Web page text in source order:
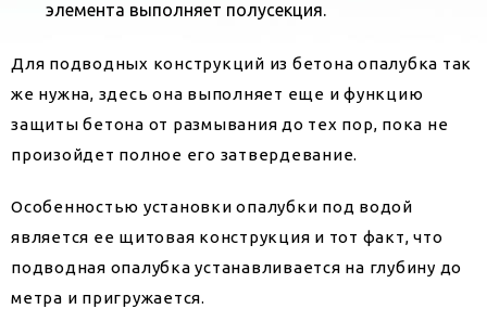
элемента выполняет полусекция.
Для подводных конструкций из бетона опалубка так
же нужна, здесь она выполняет еще и функцию
защиты бетона от размывания до тех пор, пока не
произойдет полное его затвердевание.
Особенностью установки опалубки под водой
является ее щитовая конструкция и тот факт, что
подводная опалубка устанавливается на глубину до
метра и пригружается.